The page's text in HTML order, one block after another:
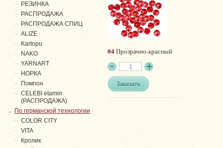
04Прозрачно-красный
Заказать
PЕЗИНКА
РАСПРОДАЖА
РАСПРОДАЖА СПИЦ
ALIZE
Kartopu
NAKO
YARNART
НОРКА
Помпон
СELEBI etamin
(РАСПРОДАЖА)
По германской технологии
COLOR CITY
VITA
Кролик